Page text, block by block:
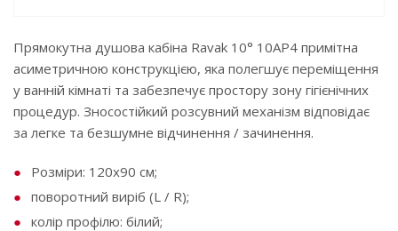
Прямокутна душова кабіна Ravak 10° 10AP4 примітна
асиметричною конструкцією, яка полегшує переміщення
у ванній кімнаті та забезпечує простору зону гігієнічних
процедур. Зносостійкий розсувний механізм відповідає
за легке та безшумне відчинення / зачинення.
Розміри: 120x90 см;
поворотний виріб (L / R);
колір профілю: білий;